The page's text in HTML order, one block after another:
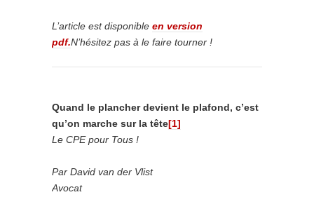
L’article est disponible en version
pdf.N’hésitez pas à le faire tourner !
Quand le plancher devient le plafond, c’est
qu’on marche sur la tête[1]
Le CPE pour Tous !
Par David van der Vlist
Avocat